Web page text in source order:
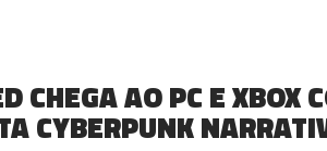
CHEGA AO PC E XBOX
CYBERPUNK